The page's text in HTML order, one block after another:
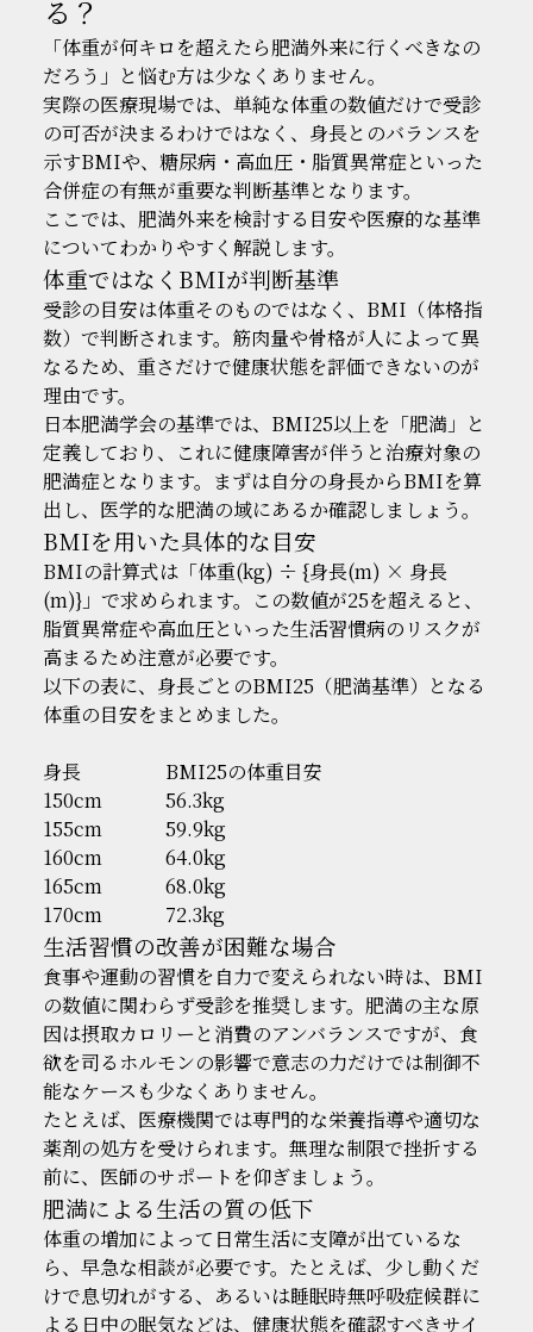
る？
「体重が何キロを超えたら肥満外来に行くべきなの
だろう」と悩む方は少なくありません。
実際の医療現場では、単純な体重の数値だけで受診
の可否が決まるわけではなく、身長とのバランスを
示すBMIや、糖尿病・高血圧・脂質異常症といった
合併症の有無が重要な判断基準となります。
ここでは、肥満外来を検討する目安や医療的な基準
についてわかりやすく解説します。
体重ではなくBMIが判断基準
受診の目安は体重そのものではなく、BMI（体格指
数）で判断されます。筋肉量や骨格が人によって異
なるため、重さだけで健康状態を評価できないのが
理由です。
日本肥満学会の基準では、BMI25以上を「肥満」と
定義しており、これに健康障害が伴うと治療対象の
肥満症となります。まずは自分の身長からBMIを算
出し、医学的な肥満の域にあるか確認しましょう。
BMIを用いた具体的な目安
BMIの計算式は「体重(kg) ÷ {身長(m) × 身長
(m)}」で求められます。この数値が25を超えると、
脂質異常症や高血圧といった生活習慣病のリスクが
高まるため注意が必要です。
以下の表に、身長ごとのBMI25（肥満基準）となる
体重の目安をまとめました。
身長
BMI25の体重目安
150cm
56.3kg
155cm
59.9kg
160cm
64.0kg
165cm
68.0kg
170cm
72.3kg
生活習慣の改善が困難な場合
食事や運動の習慣を自力で変えられない時は、BMI
の数値に関わらず受診を推奨します。肥満の主な原
因は摂取カロリーと消費のアンバランスですが、食
欲を司るホルモンの影響で意志の力だけでは制御不
能なケースも少なくありません。
たとえば、医療機関では専門的な栄養指導や適切な
薬剤の処方を受けられます。無理な制限で挫折する
前に、医師のサポートを仰ぎましょう。
肥満による生活の質の低下
体重の増加によって日常生活に支障が出ているな
ら、早急な相談が必要です。たとえば、少し動くだ
けで息切れがする、あるいは睡眠時無呼吸症候群に
よる日中の眠気などは、健康状態を確認すべきサイ